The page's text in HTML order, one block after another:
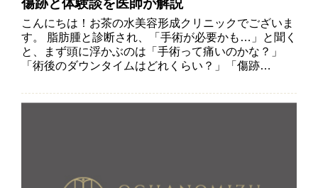
傷跡と体験談を医師が解説
こんにちは！お茶の水美容形成クリニックでございま
す。 脂肪腫と診断され、「手術が必要かも…」と聞く
と、まず頭に浮かぶのは「手術って痛いのかな？」
「術後のダウンタイムはどれくらい？」「傷跡…